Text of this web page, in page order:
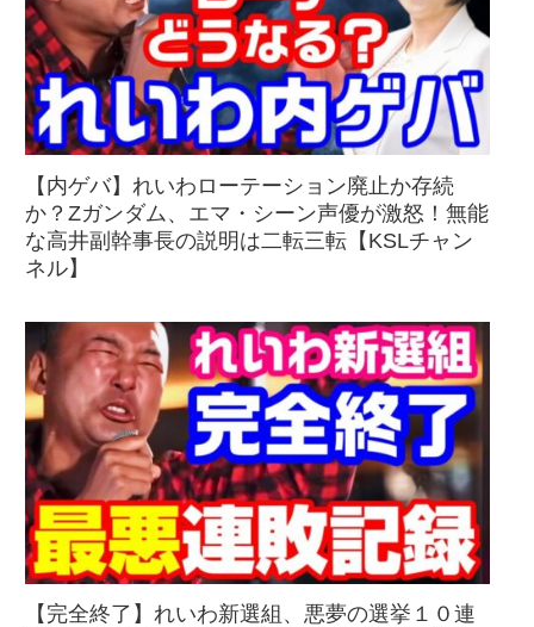
【内ゲバ】れいわローテーション廃止か存続
か？Zガンダム、エマ・シーン声優が激怒！無能
な高井副幹事長の説明は二転三転【KSLチャン
ネル】
【完全終了】れいわ新選組、悪夢の選挙１０連